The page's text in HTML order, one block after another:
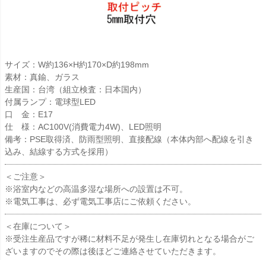
サイズ：W約136×H約170×D約198mm
素材：真鍮、ガラス
生産国：台湾（組立検査：日本国内）
付属ランプ：電球型LED
口 金：E17
仕 様：AC100V(消費電力4W)、LED照明
備考：PSE取得済、防雨型照明、直接配線（本体内部へ配線を引き
込み、結線する方式を採用）
＜ご注意＞
※浴室内などの高温多湿な場所への設置は不可。
※電気工事は、必ず電気工事店にご依頼ください。
＜在庫について＞
※受注生産品ですが稀に材料不足が発生し在庫切れとなる場合がご
ざいますのでその際は後ほどご連絡させていただきます。